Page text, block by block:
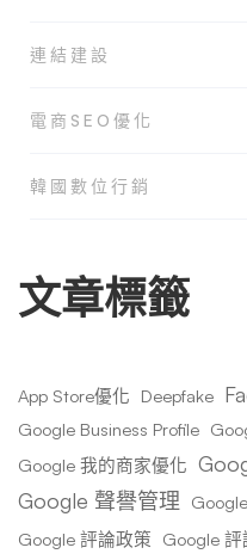
連結建設
電商SEO優化
韓國數位行銷
文章標籤
App Store優化 Deepfake
Google Business Profile
Google 我的商家優化
Google 聲譽管理
Google 評論政策 Google 評